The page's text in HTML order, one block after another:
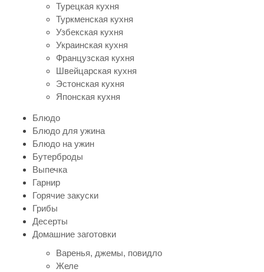
Турецкая кухня
Туркменская кухня
Узбекская кухня
Украинская кухня
Французская кухня
Швейцарская кухня
Эстонская кухня
Японская кухня
Блюдо
Блюдо для ужина
Блюдо на ужин
Бутерброды
Выпечка
Гарнир
Горячие закуски
Грибы
Десерты
Домашние заготовки
Варенья, джемы, повидло
Желе